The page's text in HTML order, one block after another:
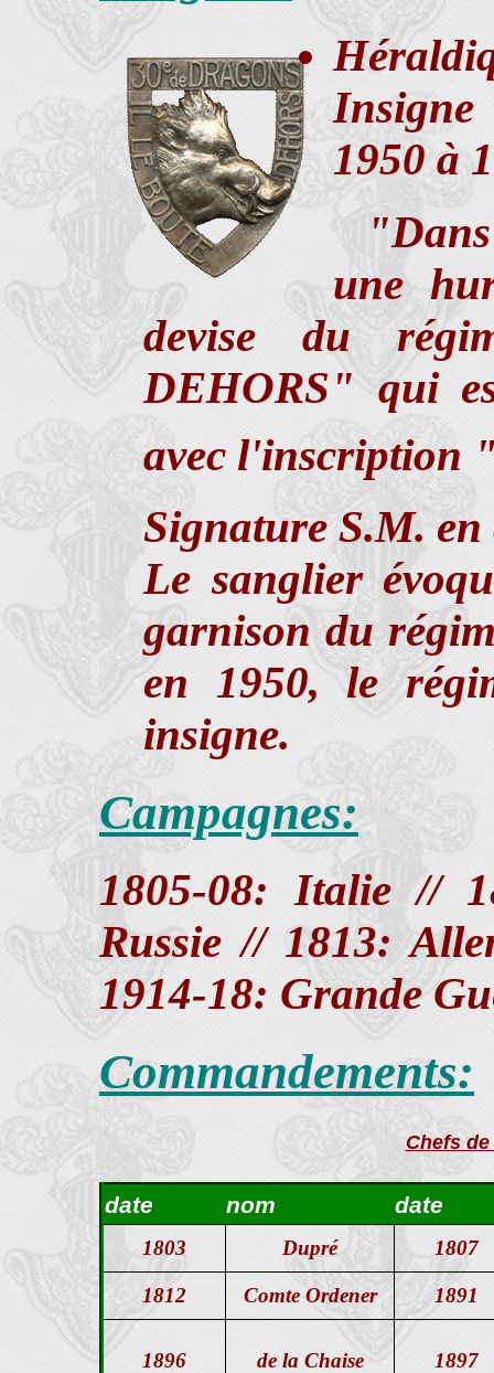
1950 à
une
devise du
DEHORS" qui
avec l'inscription
Signature S.M.
Le sanglier
garnison du
en 1950, le
insigne.
Campagnes:
1805-08: Italie //
Russie // 1813:
1914-18: Grande
Commandements:
Chefs
date nom date
1803 Dupré 1807
1812 Comte Ordener 1891
1896 de la Chaise 1897